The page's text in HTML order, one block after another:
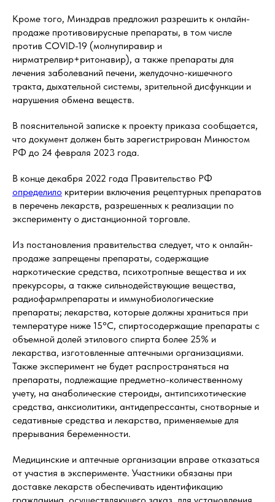
Кроме того, Минздрав предложил разрешить к онлайн-
продаже противовирусные препараты, в том числе
против COVID-19 (молнупиравир и
нирматрелвир+ритонавир), а также препараты для
лечения заболеваний печени, желудочно-кишечного
тракта, дыхательной системы, зрительной дисфункции и
нарушения обмена веществ.
В пояснительной записке к проекту приказа сообщается,
что документ должен быть зарегистрирован Минюстом
РФ до 24 февраля 2023 года.
В конце декабря 2022 года Правительство РФ
определило критерии включения рецептурных препаратов
в перечень лекарств, разрешенных к реализации по
эксперименту о дистанционной торговле.
Из постановления правительства следует, что к онлайн-
продаже запрещены препараты, содержащие
наркотические средства, психотропные вещества и их
прекурсоры, а также сильнодействующие вещества,
радиофармпрепараты и иммунобиологические
препараты; лекарства, которые должны храниться при
температуре ниже 15°С, спиртосодержащие препараты с
объемной долей этилового спирта более 25% и
лекарства, изготовленные аптечными организациями.
Также эксперимент не будет распространяться на
препараты, подлежащие предметно-количественному
учету, на анаболические стероиды, антипсихотические
средства, анксиолитики, антидепрессанты, снотворные и
седативные средства и лекарства, применяемые для
прерывания беременности.
Медицинские и аптечные организации вправе отказаться
от участия в эксперименте. Участники обязаны при
доставке лекарств обеспечивать идентификацию